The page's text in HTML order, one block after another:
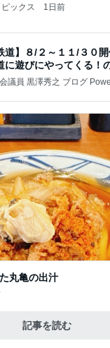
ックス 1日前
道】８/２～１１/３０
に遊びにやってくる！
議員 黒澤秀之 ブログ
丸亀の出汁
記事を読む